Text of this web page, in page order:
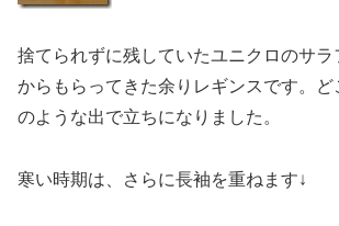
捨てられずに残していたユニクロのサラ
からもらってきた余りレギンスです。ど
のような出で立ちになりました。
寒い時期は、さらに長袖を重ねます↓